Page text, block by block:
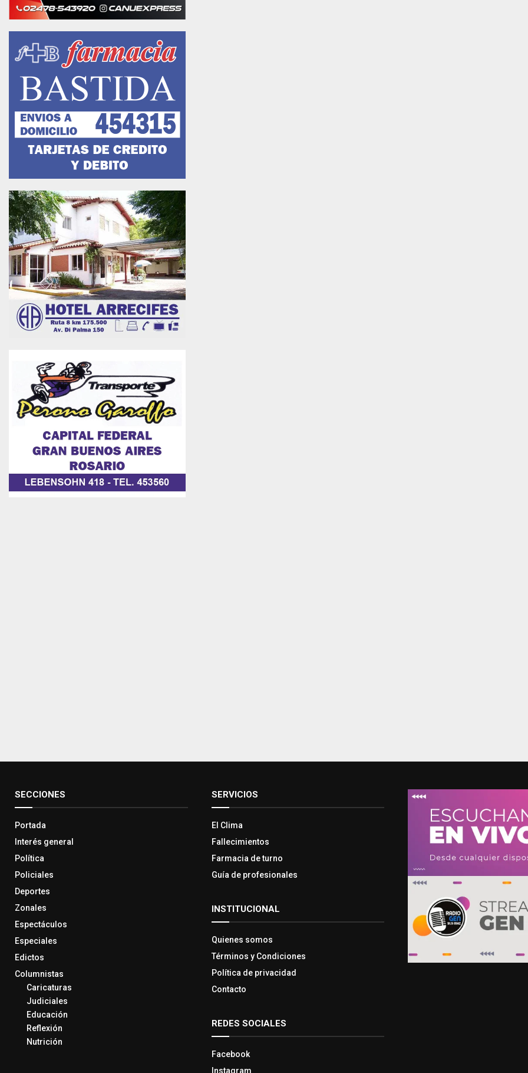
SECCIONES
Portada
Interés general
Política
Policiales
Deportes
Zonales
Espectáculos
Especiales
Edictos
Columnistas
Caricaturas
Judiciales
Educación
Reflexión
Nutrición
SERVICIOS
El Clima
Fallecimientos
Farmacia de turno
Guía de profesionales
INSTITUCIONAL
Quienes somos
Términos y Condiciones
Política de privacidad
Contacto
REDES SOCIALES
Facebook
Instagram